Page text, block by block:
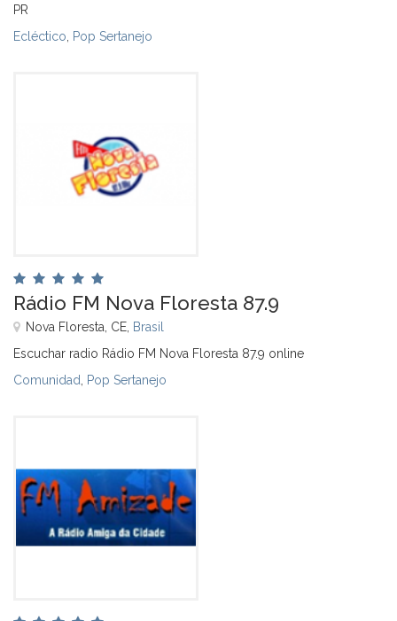
PR
Ecléctico Pop Sertanejo
Rádio FM Nova Floresta 87.9
Nova Floresta, CE, Brasil
Escuchar radio Rádio FM Nova Floresta 87.9 online
Comunidad Pop Sertanejo